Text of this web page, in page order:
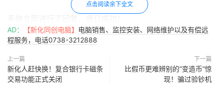
没有退订成功的回复，但是好像之后还真没有再推送了
点击阅读余下全文
AD： 【新化同创电脑】 电脑销售、监控安装、网络维护以及有偿远
程服务，电话0738-3212888
上一篇
新化人赶快换！复合银行卡磁条
交易功能正式关闭
下一篇
比假币更难辨别的“变造币”惊
现！骗过验钞机